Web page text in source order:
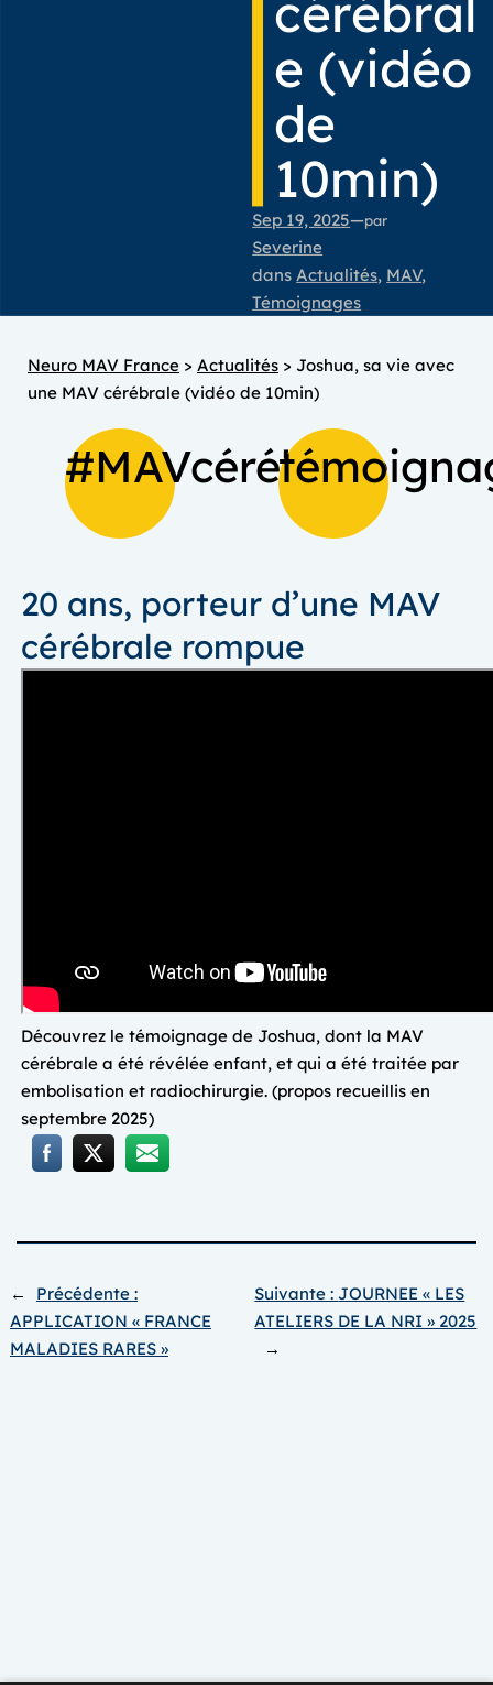
cérébral
e (vidéo
de
10min)
Sep 19, 2025—par
Severine
dansActualités, MAV
Témoignages
Neuro MAV France > Actualités > Joshua, sa vie avec
une MAV cérébrale (vidéo de 10min)
#MAVcérébrale
20 ans, porteur d’une MAV
cérébrale rompue
Découvrez le témoignage de Joshua, dont la MAV
cérébrale a été révélée enfant, et qui a été traitée par
embolisation et radiochirurgie. (propos recueillis en
septembre 2025)
←
Précédente :
APPLICATION « FRANCE
MALADIES RARES »
Suivante : JOURNEE « LES
ATELIERS DE LA NRI » 2025
→